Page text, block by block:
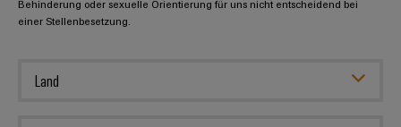
und
Single
Patchkabel
-
Ihre
People
Behinderung oder sexuelle Orientierung für uns nicht entscheidend bei
einer Stellenbesetzung.
Land